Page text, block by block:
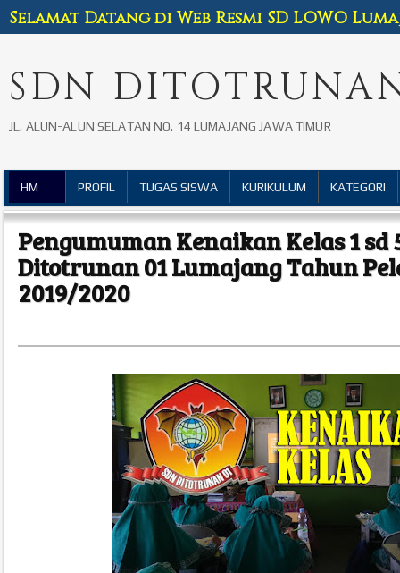
SDN
JL. ALUN-ALUN SELATAN NO. 14 LUMAJANG JAWA TIMUR
Selamat Datang di Web Resmi SD LOWO
HM PROFIL TUGAS SISWA KURIKULUM KATEGORI
Pengumuman Kenaikan Kelas 1 sd
Ditotrunan 01 Lumajang Tahun
2019/2020